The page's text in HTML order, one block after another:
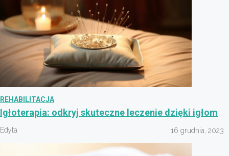
REHABILITACJA
Igłoterapia: odkryj skuteczne leczenie dzięki igłom
Edyta 16 grudnia, 2023